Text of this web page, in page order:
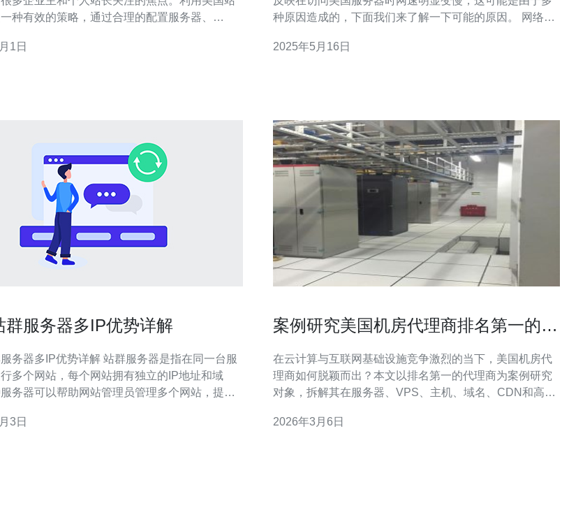
种有效的策略，通过合理的配置服务器、
。 首先，我们需要了解什么是站
1日
种原因造成的，下面我们来了解一下可能的原因。 网络拥
互联网的普及和使用量的增加，网络带宽也变得更为紧
2025年5月16日
群服务器多IP优势详解
优势详解 站群服务器是指在同一台服
多个网站，每个网站拥有独立的IP地址和域
务器可以帮助网站管理员管理多个网站，提高
性：每个网站拥有独立的IP地址，避免因为一
3日
案例研究美国机房代理商排名第一的客
在云计算与互联网基础设施竞争激烈的当下，美国机房代
理商如何脱颖而出？本文以排名第一的代理商为案例研究
对象，拆解其在服务器、VPS、主机、域名、CDN和高防
购和选择服务时作出更明智的决策。 第一点，产品组合的
2026年3月6日